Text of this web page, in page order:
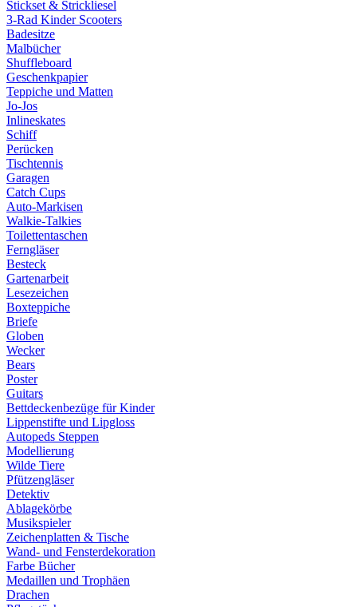
Stickset & Strickliesel
3-Rad Kinder Scooters
Badesitze
Malbücher
Shuffleboard
Geschenkpapier
Teppiche und Matten
Jo-Jos
Inlineskates
Schiff
Perücken
Tischtennis
Garagen
Catch Cups
Auto-Markisen
Walkie-Talkies
Toilettentaschen
Ferngläser
Besteck
Gartenarbeit
Lesezeichen
Boxteppiche
Briefe
Globen
Wecker
Bears
Poster
Guitars
Bettdeckenbezüge für Kinder
Lippenstifte und Lipgloss
Autopeds Steppen
Modellierung
Wilde Tiere
Pfützengläser
Detektiv
Ablagekörbe
Musikspieler
Zeichenplatten & Tische
Wand- und Fensterdekoration
Farbe Bücher
Medaillen und Trophäen
Drachen